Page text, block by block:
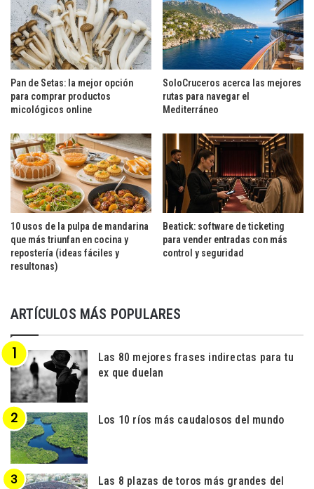
Pan de Setas: la mejor opción
para comprar productos
micológicos online
SoloCruceros acerca las mejores
rutas para navegar el
Mediterráneo
10 usos de la pulpa de mandarina
que más triunfan en cocina y
repostería (ideas fáciles y
resultonas)
Beatick: software de ticketing
para vender entradas con más
control y seguridad
ARTÍCULOS MÁS POPULARES
Las 80 mejores frases indirectas para tu
ex que duelan
Los 10 ríos más caudalosos del mundo
Las 8 plazas de toros más grandes del